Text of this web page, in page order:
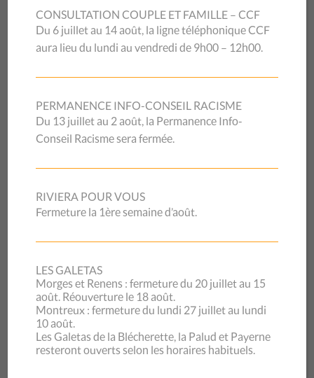
Réf. salle FRAT + date de location
Facture sur demande àe-mail
CHARTE DE LOCATION DE LA SALLE DE LA FRATERNITÉ
PHOTOS DE LA SALLE
DE LA FRATERNITÉ
CONSULTATION COUPLE ET FAMILLE – CCF
Du 6 juillet au 14 août, la ligne téléphonique CCF
aura lieu du lundi au vendredi de 9h00 – 12h00.
PERMANENCE INFO-CONSEIL RACISME
Du 13 juillet au 2 août, la Permanence Info-
Conseil Racisme sera fermée.
RIVIERA POUR VOUS
Fermeture la 1ère semaine d’août.
LES GALETAS
Morges et Renens : fermeture du 20 juillet au 15
août. Réouverture le 18 août.
Montreux : fermeture du lundi 27 juillet au lundi
10 août.
Les Galetas de la Blécherette, la Palud et Payerne
resteront ouverts selon les horaires habituels.